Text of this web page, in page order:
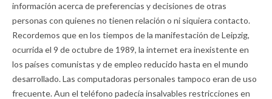
información acerca de preferencias y decisiones de otras
personas con quienes no tienen relación o ni siquiera contacto.
Recordemos que en los tiempos de la manifestación de Leipzig,
ocurrida el 9 de octubre de 1989, la internet era inexistente en
los países comunistas y de empleo reducido hasta en el mundo
desarrollado. Las computadoras personales tampoco eran de uso
frecuente. Aun el teléfono padecía insalvables restricciones en